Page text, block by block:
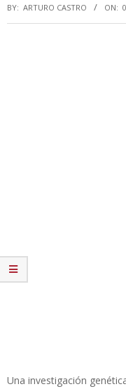
BY: ARTURO CASTRO ON:
Una investigación